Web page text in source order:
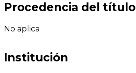
Procedencia del título
No aplica
Institución